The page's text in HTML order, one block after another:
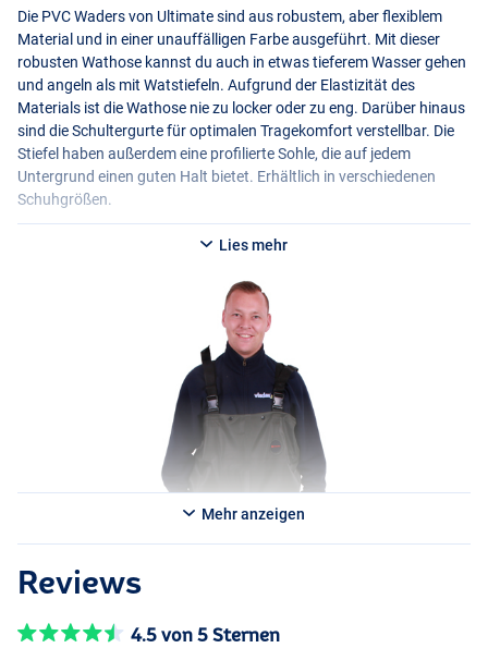
Die PVCWaders von Ultimate sind aus robustem, aber flexiblem
Material und in einer unauffälligen Farbe ausgeführt. Mit dieser
robusten Wathose kannst du auch in etwas tieferem Wasser gehen
und angeln als mit Watstiefeln. Aufgrund der Elastizität des
Materials ist die Wathose nie zu locker oder zu eng. Darüber hinaus
sind die Schultergurte für optimalen Tragekomfort verstellbar. Die
Stiefel haben außerdem eine profilierte Sohle, die auf jedem
Untergrund einen guten Halt bietet. Erhältlich in verschiedenen
Schuhgrößen.
Lies mehr
Mehr anzeigen
Reviews
4.5 von 5 Sternen